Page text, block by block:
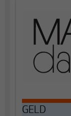
GELD